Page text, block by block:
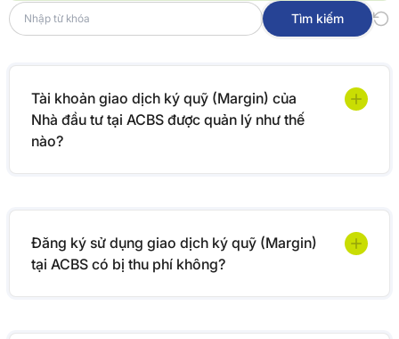
Tìm kiếm
Tài khoản giao dịch ký quỹ (Margin) của
Nhà đầu tư tại ACBS được quản lý như thế
nào?
Đăng ký sử dụng giao dịch ký quỹ (Margin)
tại ACBS có bị thu phí không?